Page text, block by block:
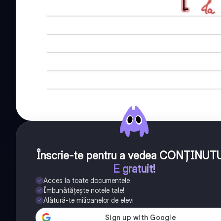
Înscrie-te pentru a vedea
E gratuit!
Acces la toate documentele
Îmbunătățește notele tale!
Alătură-te milioanelor de elevi